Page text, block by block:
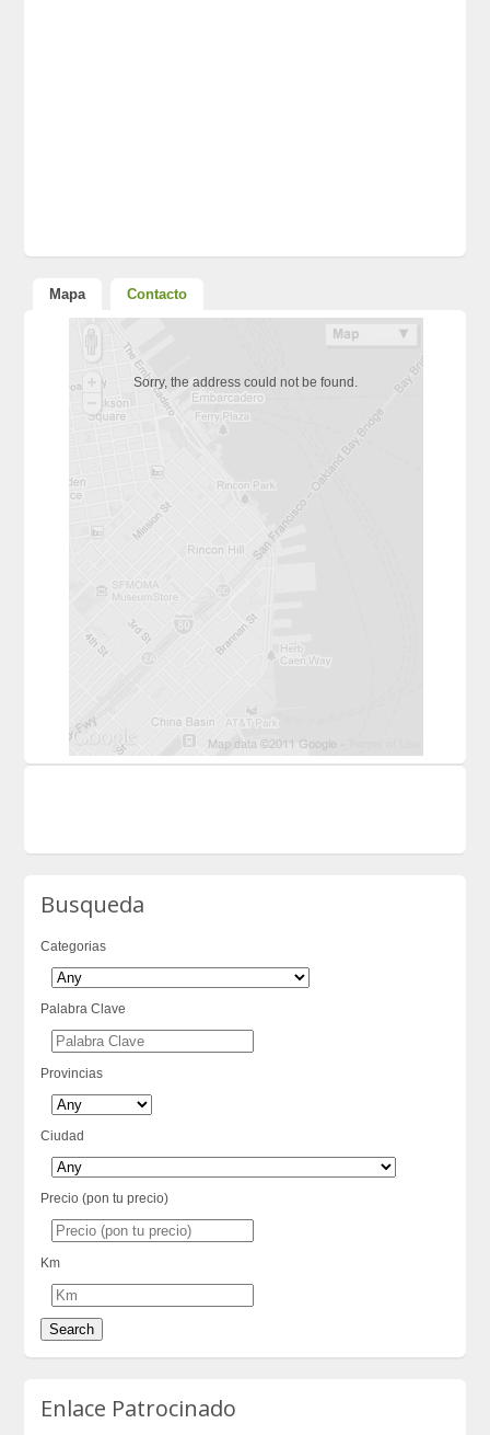
Mapa Contacto
Sorry, the address could not be found.
Busqueda
Categorias
Palabra Clave
Provincias
Ciudad
Precio (pon tu precio)
Km
Enlace Patrocinado